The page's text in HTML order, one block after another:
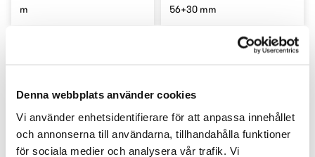
Denna webbplats använder cookies
Vi använder enhetsidentifierare för att anpassa innehållet
och annonserna till användarna, tillhandahålla funktioner
för sociala medier och analysera vår trafik. Vi
m
56+30 mm